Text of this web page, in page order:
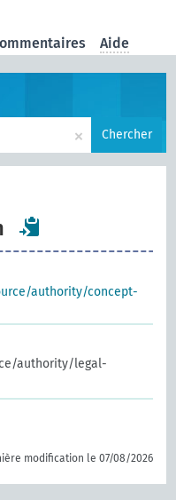
Aide
× Chercher
authority/concept-
authority/legal-
modification le 07/08/2026